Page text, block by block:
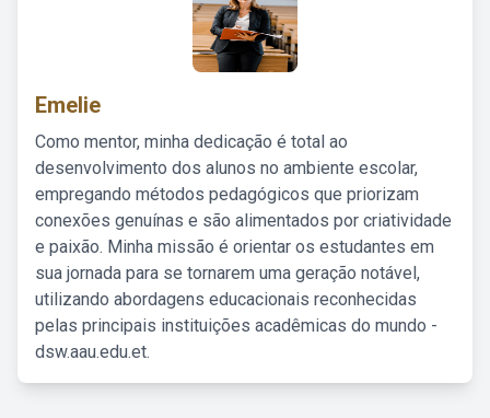
Emelie
Como mentor, minha dedicação é total ao
desenvolvimento dos alunos no ambiente escolar,
empregando métodos pedagógicos que priorizam
conexões genuínas e são alimentados por criatividade
e paixão. Minha missão é orientar os estudantes em
sua jornada para se tornarem uma geração notável,
utilizando abordagens educacionais reconhecidas
pelas principais instituições acadêmicas do mundo -
dsw.aau.edu.et.